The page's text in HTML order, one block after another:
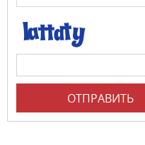
ОТПРАВИТЬ